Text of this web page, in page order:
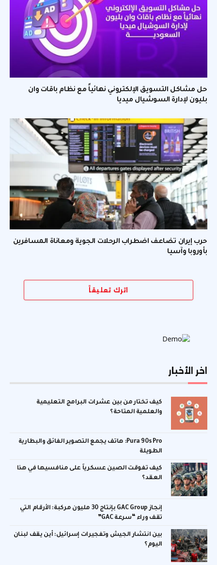
حل مشاكل التسويق الإلكتروني نهائياً مع نظام باقات وان
بليون لإدارة السوشيال ميديا
حرب إيران تضاعف اضطراب الرحلات الجوية ومعاناة المسافرين
بأوروبا وآسيا
اترك تعليقاً
اخر الأخبار
كيف تختار من بين عشرات البرامج التعليمية
والعلمية المتاحة؟
Pura 90s Pro: هاتف يجمع التصوير الفائق والبطارية
الطويلة
كيف تفوقت الصين عسكرياً على منافسيها في هذا
العقد؟
إنجاز GAC Group بإنتاج 30 مليون مركبة: الأرقام التي
تقف وراء “سرعة GAC”
بين انتشار الجيش وتفجيرات إسرائيل: أين يقف لبنان
اليوم؟